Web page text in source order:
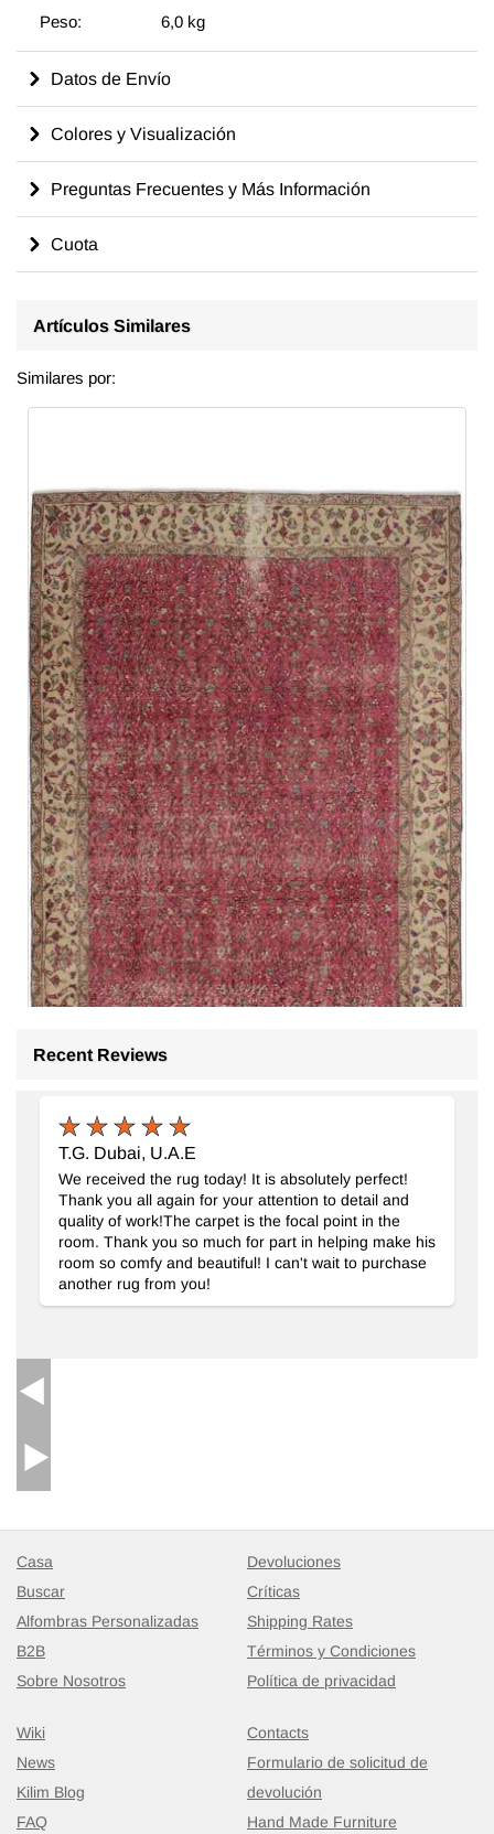
Peso:
6,0 kg
Datos de Envío
Colores y Visualización
Preguntas Frecuentes y Más Información
Cuota
Artículos Similares
Similares por:
Alfombra Vintage Turca Anudada a Mano- K0083064
Recent Reviews
T.G. Dubai, U.A.E
We received the rug today! It is absolutely perfect!
Thank you all again for your attention to detail and
quality of work!The carpet is the focal point in the
room. Thank you so much for part in helping make his
room so comfy and beautiful! I can't wait to purchase
another rug from you!
Casa
Buscar
Alfombras Personalizadas
B2B
Sobre Nosotros
Devoluciones
Críticas
Shipping Rates
Términos y Condiciones
Política de privacidad
Wiki
News
Kilim Blog
FAQ
Contacts
Formulario de solicitud de
devolución
Hand Made Furniture